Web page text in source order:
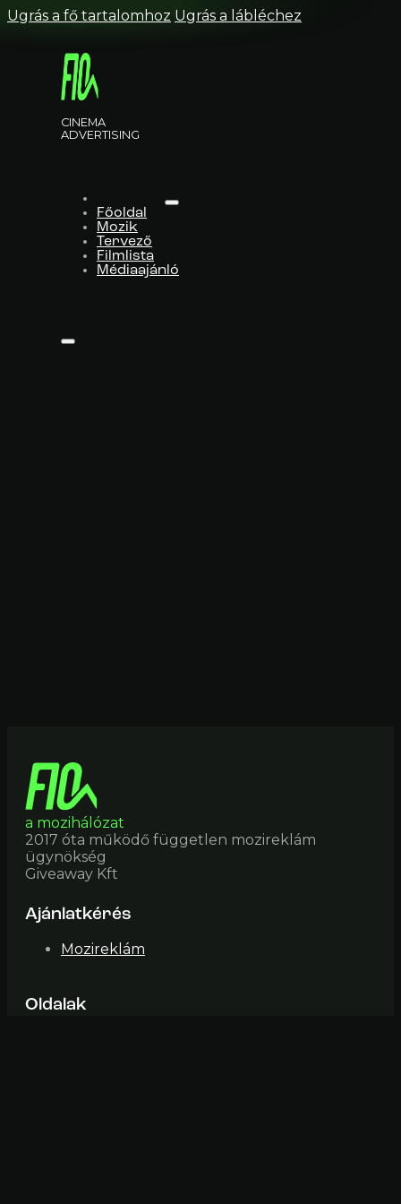
Ugrás a fő tartalomhoz Ugrás a lábléchez
CINEMA
ADVERTISING
Főoldal
Mozik
Tervező
Filmlista
Médiaajánló
a mozihálózat
2017 óta működő független mozireklám
ügynökség
Giveaway Kft
Ajánlatkérés
Mozireklám
Oldalak